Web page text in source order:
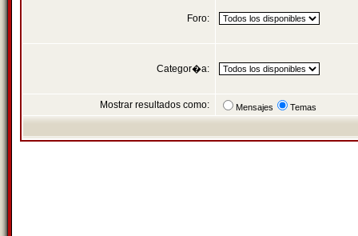
Foro:
Categor�a:
Mostrar resultados como: Mensajes Temas